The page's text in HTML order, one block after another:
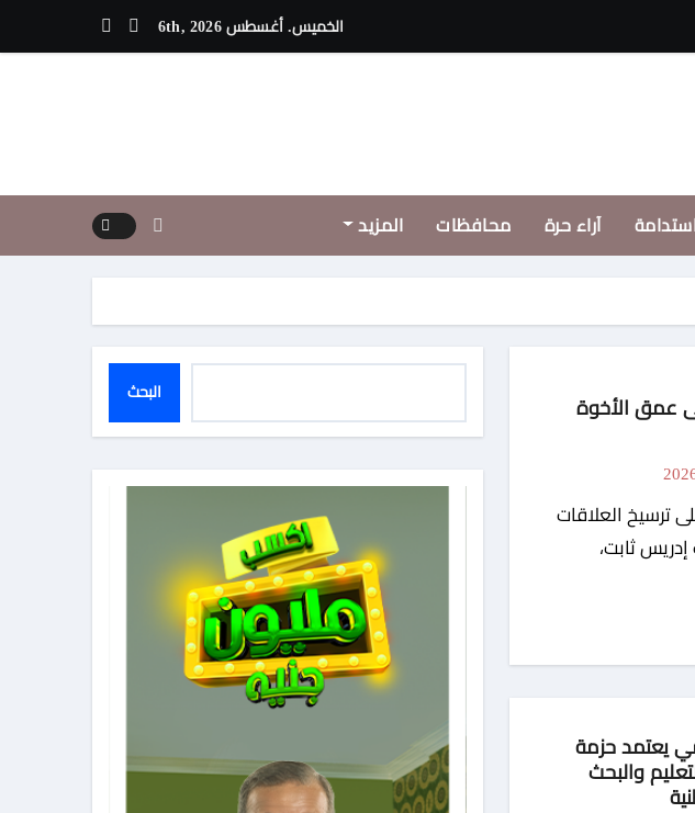
حماقى يواصل استعدادات حفله فى الساحل الشمالى الجمعة
الخميس. أغسطس 6th, 2026
آراء حرة محافظات المزيد
عمق الأخوة
إدريس ثابت،
يعتمد حزمة
والبحث
البحث